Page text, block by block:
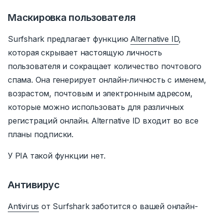
Маскировка пользователя
Surfshark предлагает функцию Alternative ID,
которая скрывает настоящую личность
пользователя и сокращает количество почтового
спама. Она генерирует онлайн-личность с именем,
возрастом, почтовым и электронным адресом,
которые можно использовать для различных
регистраций онлайн. Alternative ID входит во все
планы подписки.
У PIA такой функции нет.
Антивирус
Antivirus от Surfshark заботится о вашей онлайн-